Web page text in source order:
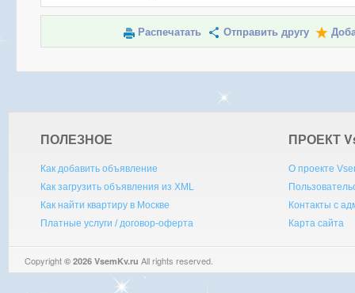
Распечатать Отправить другу
ПОЛЕЗНОЕ
Как добавить объявление
Как загрузить объявления из XML
Как найти квартиру в Москве
Платные услуги / договор-оферта
ПРОЕКТ V
О проекте
Контакты с
Карта сайта
Copyright © 2026 VsemKv.ru All rights reserved.